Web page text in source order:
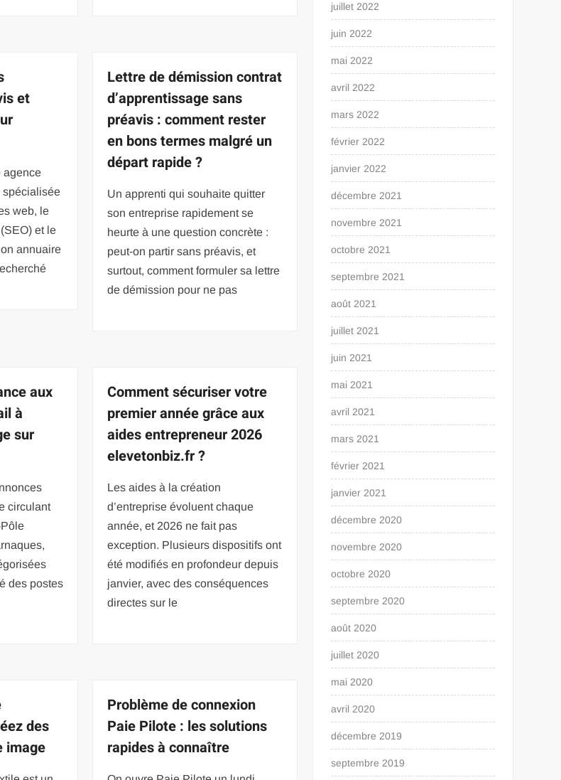
et
agence
spécialisée
web, le
et le
annuaire
Lettre de démission contrat
d’apprentissage sans
préavis : comment rester
en bons termes malgré un
départ rapide ?
Un apprenti qui souhaite quitter
son entreprise rapidement se
heurte à une question concrète :
peut-on partir sans préavis, et
surtout, comment formuler sa lettre
de démission pour ne pas
aux
à
sur
circulant
des postes
Comment sécuriser votre
premier année grâce aux
aides entrepreneur 2026
elevetonbiz.fr ?
Les aides à la création
d’entreprise évoluent chaque
année, et 2026 ne fait pas
exception. Plusieurs dispositifs ont
été modifiés en profondeur depuis
janvier, avec des conséquences
directes sur le
des
image
Problème de connexion
Paie Pilote : les solutions
rapides à connaître
juillet 2022
juin 2022
mai 2022
avril 2022
mars 2022
février 2022
janvier 2022
décembre 2021
novembre 2021
octobre 2021
septembre 2021
août 2021
juillet 2021
juin 2021
mai 2021
avril 2021
mars 2021
février 2021
janvier 2021
décembre 2020
novembre 2020
octobre 2020
septembre 2020
août 2020
juillet 2020
mai 2020
avril 2020
décembre 2019
septembre 2019